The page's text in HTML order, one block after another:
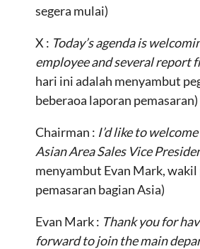
segera mulai)
X : Today’s agenda is
employee and several report
hari ini adalah menyambut
beberaoa laporan pemasaran)
Chairman : I’d like to
Asian Area Sales Vice
menyambut Evan Mark, wakil
pemasaran bagian Asia)
Evan Mark : Thank you for
forward to join the main